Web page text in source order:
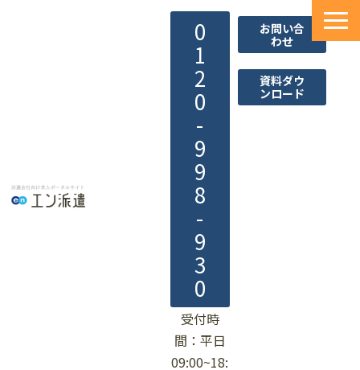
0
1
2
0
-
9
9
8
-
9
3
0
受付時
間：平日
09:00~18:
お問い合
わせ
資料ダウ
ンロード